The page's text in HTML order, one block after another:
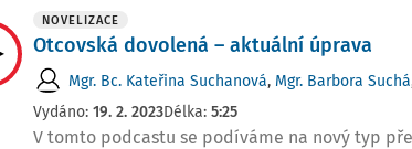
NOVELIZACE
Otcovská dovolená – aktuální úprava
Mgr. Bc. Kateřina Suchanová, Mgr. Barbora Suchá
Vydáno: 19. 2. 2023Délka: 5:25
V tomto podcastu se podíváme na nový typ